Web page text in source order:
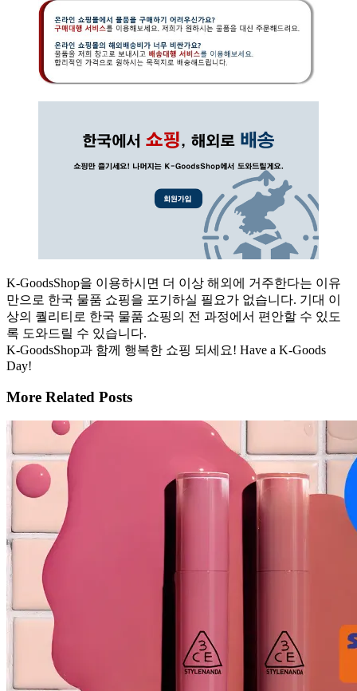
K-GoodsShop을 이용하시면 더 이상 해외에 거주한다는 이유
만으로 한국 물품 쇼핑을 포기하실 필요가 없습니다. 기대 이
상의 퀄리티로 한국 물품 쇼핑의 전 과정에서 편안할 수 있도
록 도와드릴 수 있습니다.
K-GoodsShop과 함께 행복한 쇼핑 되세요! Have a K-Goods
Day!
More Related Posts